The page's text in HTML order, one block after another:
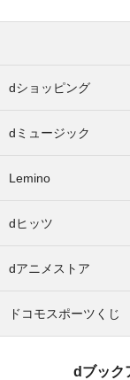
dショッピング
dミュージック
Lemino
dヒッツ
dアニメストア
ドコモスポーツくじ
dブック